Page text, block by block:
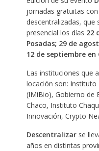
jornadas gratuitas
descentralizadas, que
presencial los días 22
Posadas; 29 de
12 de septiembre en
Las instituciones que
locación son: Instituto
(IMiBio), Gobierno de
Chaco, Instituto
Innovación, Crypto
Descentralizarse
años en distintas